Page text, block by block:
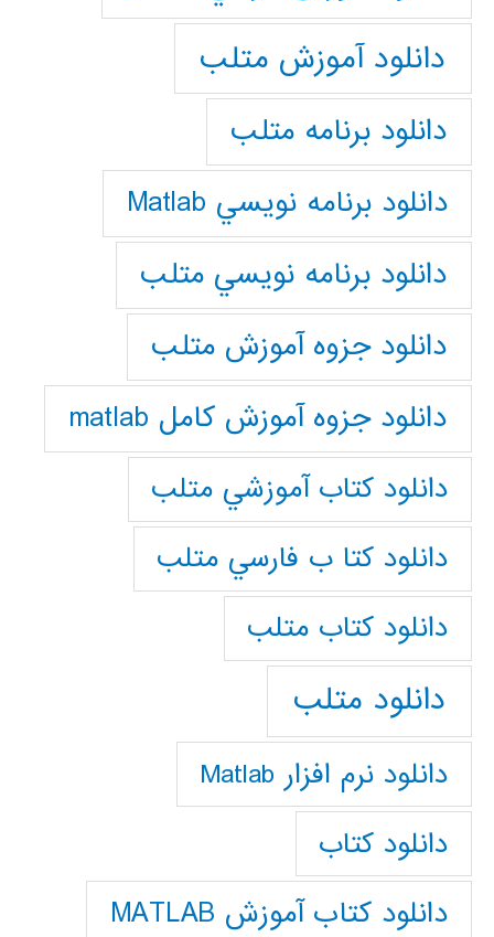
دانلود آموزش متلب
دانلود برنامه متلب
دانلود برنامه نويسي Matlab
دانلود برنامه نويسي متلب
دانلود جزوه آموزش متلب
دانلود جزوه آموزش کامل matlab
دانلود كتاب آموزشي متلب
دانلود كتا ب فارسي متلب
دانلود كتاب متلب
دانلود متلب
دانلود نرم افزار Matlab
دانلود کتاب
دانلود کتاب آموزش MATLAB